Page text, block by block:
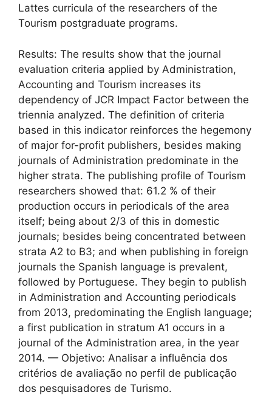
Lattes curricula of the researchers of the
Tourism postgraduate programs.
Results: The results show that the journal
evaluation criteria applied by Administration,
Accounting and Tourism increases its
dependency of JCR Impact Factor between the
triennia analyzed. The definition of criteria
based in this indicator reinforces the hegemony
of major for-profit publishers, besides making
journals of Administration predominate in the
higher strata. The publishing profile of Tourism
researchers showed that: 61.2 % of their
production occurs in periodicals of the area
itself; being about 2/3 of this in domestic
journals; besides being concentrated between
strata A2 to B3; and when publishing in foreign
journals the Spanish language is prevalent,
followed by Portuguese. They begin to publish
in Administration and Accounting periodicals
from 2013, predominating the English language;
a first publication in stratum A1 occurs in a
journal of the Administration area, in the year
2014. — Objetivo: Analisar a influência dos
critérios de avaliação no perfil de publicação
dos pesquisadores de Turismo.